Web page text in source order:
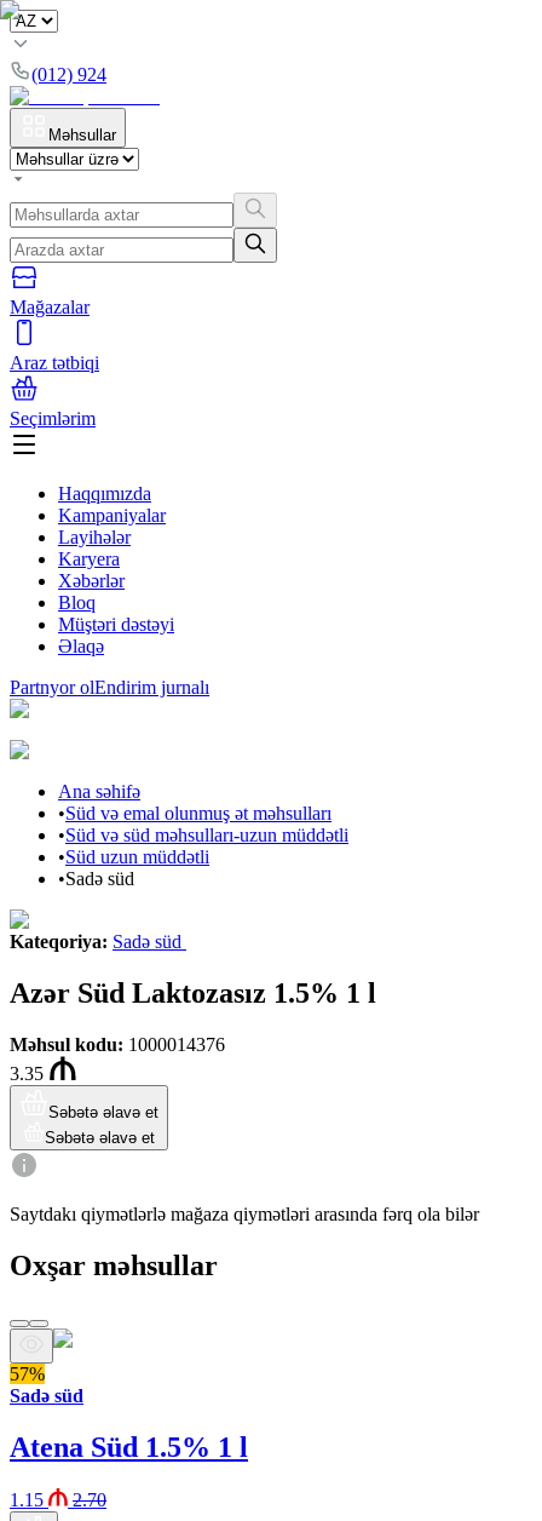
(012) 924
Məhsullar
Mağazalar
Araz tətbiqi
Seçimlərim
Haqqımızda
Kampaniyalar
Layihələr
Karyera
Xəbərlər
Bloq
Müştəri dəstəyi
Əlaqə
Partnyor olEndirim jurnalı
Ana səhifə
•Süd və emal olunmuş ət məhsulları
•Süd və süd məhsulları-uzun müddətli
•Süd uzun müddətli
•Sadə süd
Kateqoriya: Sadə süd
Azər Süd Laktozasız 1.5% 1 l
Məhsul kodu: 1000014376
3.35
Səbətə əlavə et
Səbətə əlavə et
Saytdakı qiymətlərlə mağaza qiymətləri arasında fərq ola bilər
Oxşar məhsullar
57%
Sadə süd
Atena Süd 1.5% 1 l
1.15 2.70